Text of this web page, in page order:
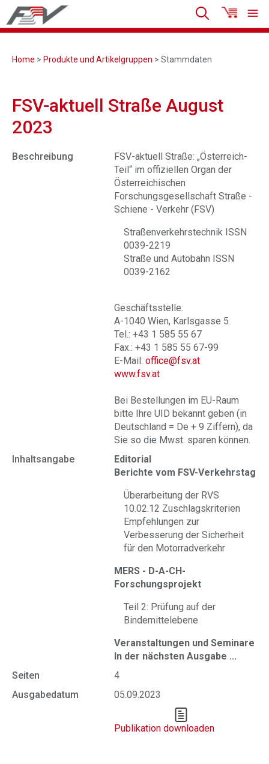
Home > Produkte und Artikelgruppen > Stammdaten
FSV-aktuell Straße August
2023
Beschreibung
FSV-aktuell Straße: „Österreich-
Teil“ im offiziellen Organ der
Österreichischen
Forschungsgesellschaft Straße -
Schiene - Verkehr (FSV)
Straßenverkehrstechnik ISSN
0039-2219
Straße und Autobahn ISSN
0039-2162
Geschäftsstelle:
A-1040 Wien, Karlsgasse 5
Tel.: +43 1 585 55 67
Fax.: +43 1 585 55 67-99
E-Mail: office@fsv.at
www.fsv.at
Bei Bestellungen im EU-Raum
bitte Ihre UID bekannt geben (in
Deutschland = De + 9 Ziffern), da
Sie so die Mwst. sparen können.
Inhaltsangabe
Editorial
Berichte vom FSV-Verkehrstag
Überarbeitung der RVS
10.02.12 Zuschlagskriterien
Empfehlungen zur
Verbesserung der Sicherheit
für den Motorradverkehr
MERS - D-A-CH-
Forschungsprojekt
Teil 2: Prüfung auf der
Bindemittelebene
Veranstaltungen und Seminare
In der nächsten Ausgabe ...
Seiten
4
Ausgabedatum
05.09.2023
Publikation downloaden